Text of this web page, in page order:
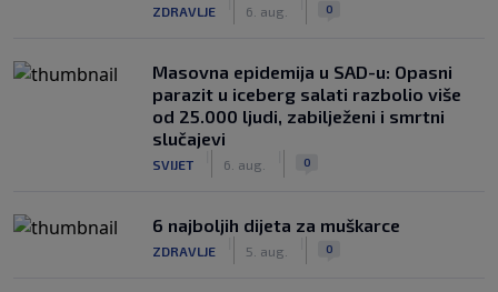
ZDRAVLJE 6. aug. 0
Masovna epidemija u SAD-u: Opasni
parazit u iceberg salati razbolio više
od 25.000 ljudi, zabilježeni i smrtni
slučajevi
SVIJET 6. aug. 0
6 najboljih dijeta za muškarce
ZDRAVLJE 5. aug. 0